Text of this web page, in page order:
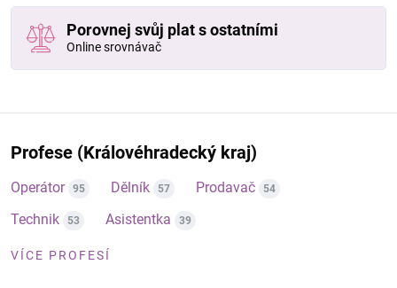
Porovnej svůj plat s ostatními
Online srovnávač
Profese (Královéhradecký kraj)
Operátor 95 Dělník 57 Prodavač 54
Technik 53 Asistentka 39
VÍCE PROFESÍ